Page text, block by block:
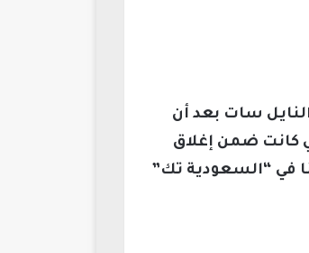
سات بعد أن
كانت ضمن إغلاق
في “السعودية تك”